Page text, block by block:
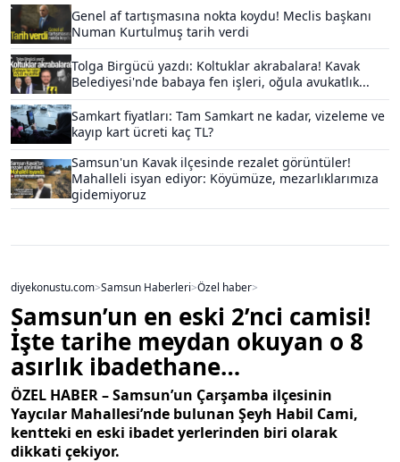
Genel af tartışmasına nokta koydu! Meclis başkanı
Numan Kurtulmuş tarih verdi
Tolga Birgücü yazdı: Koltuklar akrabalara! Kavak
Belediyesi'nde babaya fen işleri, oğula avukatlık...
Samkart fiyatları: Tam Samkart ne kadar, vizeleme ve
kayıp kart ücreti kaç TL?
Samsun'un Kavak ilçesinde rezalet görüntüler!
Mahalleli isyan ediyor: Köyümüze, mezarlıklarımıza
gidemiyoruz
diyekonustu.com>Samsun Haberleri>Özel haber>
Samsun’un en eski 2’nci camisi!
İşte tarihe meydan okuyan o 8
asırlık ibadethane…
ÖZEL HABER – Samsun’un Çarşamba ilçesinin
Yaycılar Mahallesi’nde bulunan Şeyh Habil Cami,
kentteki en eski ibadet yerlerinden biri olarak
dikkati çekiyor.